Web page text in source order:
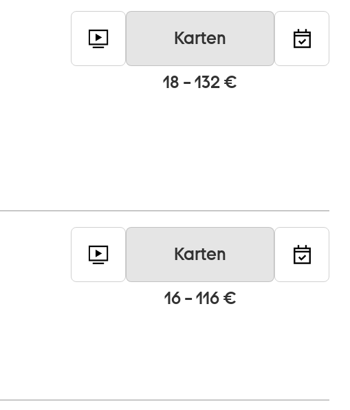
Karten
18 – 132 €
Karten
16 – 116 €